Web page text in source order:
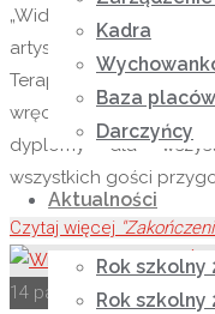
Kadra
Baza
Darczyńcy
Aktualności
Rok szkolny
Rok szkolny
„Widziano Anioły”.
artystyczny
Terapii Zajęciowej ze
wręczyli
dyplomy dla
wszystkich gości
Czytaj więcej
14 października 201928